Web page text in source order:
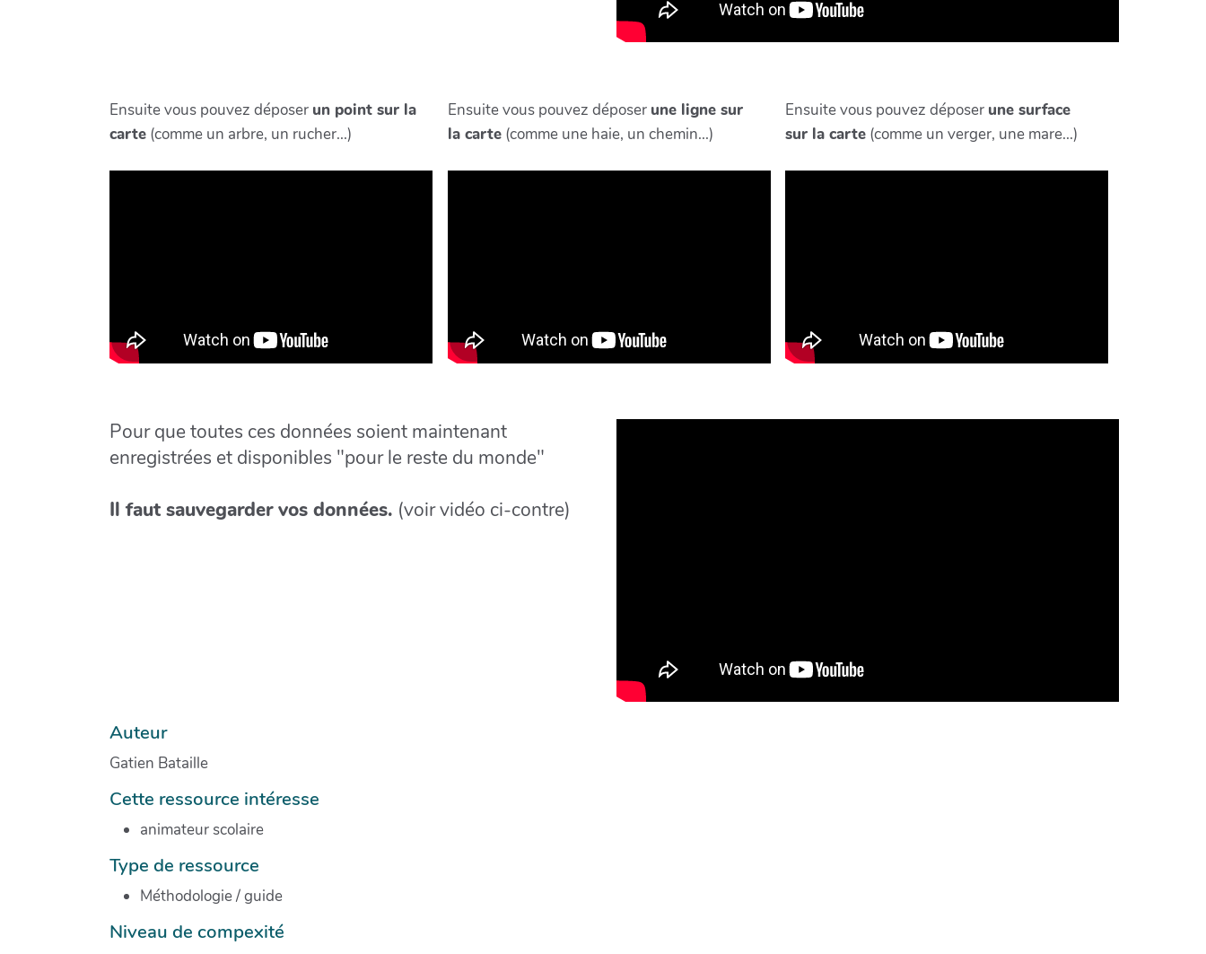
Ensuite vous pouvez déposer un point sur la
carte (comme un arbre, un rucher...)
Ensuite vous pouvez déposer une ligne sur
la carte(comme une haie, un chemin...)
Ensuite vous pouvez déposer une surface
sur la carte (comme un verger, une mare...)
Pour que toutes ces données soient maintenant
enregistrées et disponibles "pour le reste du monde"
Il faut sauvegarder vos données. (voir vidéo ci-contre)
Auteur
Gatien Bataille
Cette ressource intéresse
animateur scolaire
Type de ressource
Méthodologie / guide
Niveau de compexité